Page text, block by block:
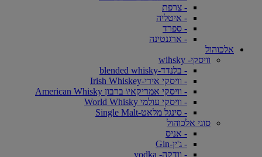
- צרפת
- איטליה
- ספרד
- ארגנטינה
אלכוהול
וויסקי- wihsky
- בלנדד-blended whisky
- וויסקי אירי-Irish Whiskey
- וויסקי אמריקאי\ ברבון American Whisky
- וויסקי עולמי World Whisky
- סינגל מלאט-Single Malt
סוגי אלכוהול
- אניס
- ג'ין-Gin
- וודקה- vodka